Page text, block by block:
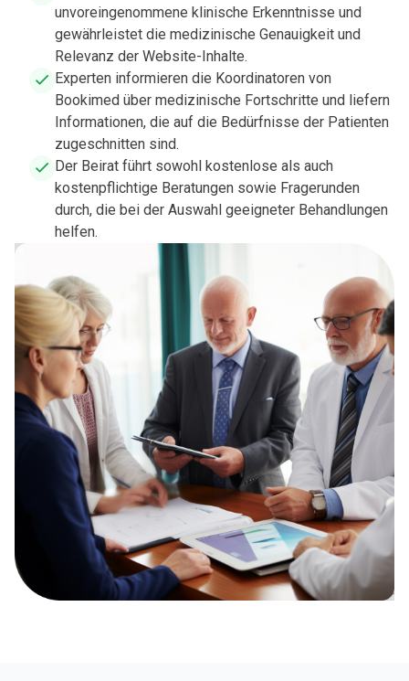
unvoreingenommene klinische Erkenntnisse und
gewährleistet die medizinische Genauigkeit und
Relevanz der Website-Inhalte.
Experten informieren die Koordinatoren von
Bookimed über medizinische Fortschritte und liefern
Informationen, die auf die Bedürfnisse der Patienten
zugeschnitten sind.
Der Beirat führt sowohl kostenlose als auch
kostenpflichtige Beratungen sowie Fragerunden
durch, die bei der Auswahl geeigneter Behandlungen
helfen.